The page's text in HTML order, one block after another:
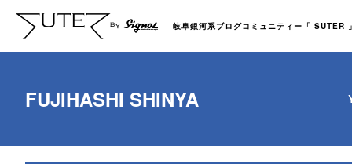
岐阜銀河系ブログコミュニティー「
FUJIHASHI SHINYA